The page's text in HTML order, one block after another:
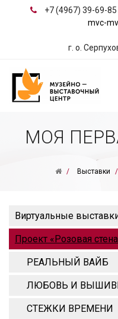
+7 (4967) 39-69-85
mvc-
г. о.
МОЯ
Выставки
Виртуальные
Проект «Розовая
РЕАЛЬНЫЙ ВАЙБ
ЛЮБОВЬ И
СТЕЖКИ ВРЕМЕНИ